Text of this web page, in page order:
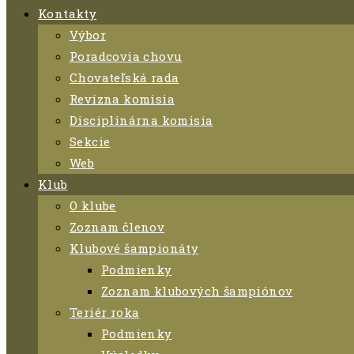
Kontakty
Výbor
Poradcovia chovu
Chovateľská rada
Revízna komisia
Disciplinárna komisia
Sekcie
Web
Klub
O klube
Zoznam členov
Klubové šampionáty
Podmienky
Zoznam klubových šampiónov
Teriér roka
Podmienky